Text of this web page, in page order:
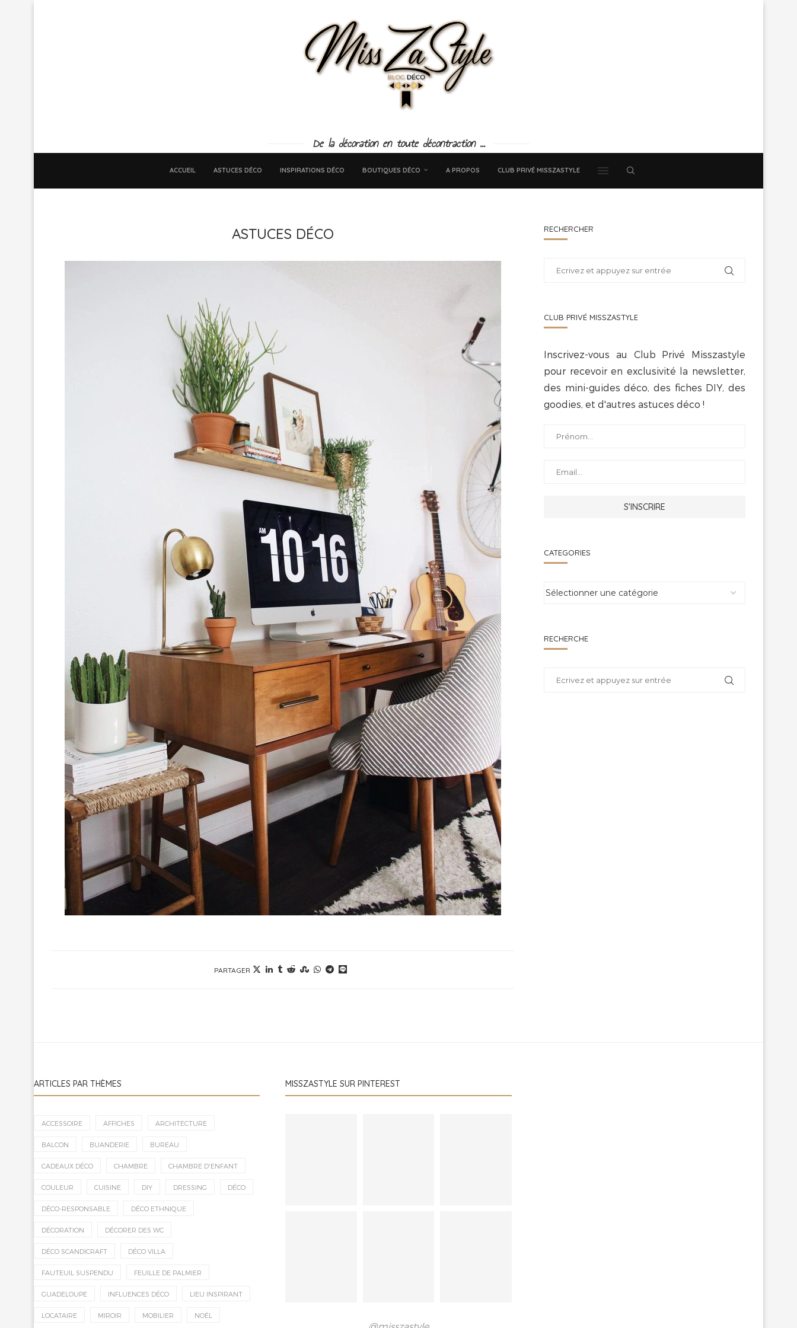
De la décoration en toute décontraction ...
ACCUEIL ASTUCES DÉCO INSPIRATIONS DÉCO BOUTIQUES DÉCO A PROPOS CLUB PRIVÉ MISSZASTYLE
ASTUCES DÉCO
PARTAGER
RECHERCHER
CLUB PRIVÉ MISSZASTYLE
Inscrivez-vous au Club Privé Misszastyle
pour recevoir en exclusivité la newsletter,
des mini-guides déco, des fiches DIY, des
goodies, et d'autres astuces déco !
CATEGORIES
RECHERCHE
ARTICLES PAR THÈMES
ACCESSOIRE AFFICHES ARCHITECTURE
BALCON BUANDERIE BUREAU
CADEAUX DÉCO CHAMBRE CHAMBRE D'ENFANT
COULEUR CUISINE DIY DRESSING DÉCO
DÉCO-RESPONSABLE DÉCO ETHNIQUE
DÉCORATION DÉCORER DES WC
DÉCO SCANDICRAFT DÉCO VILLA
FAUTEUIL SUSPENDU FEUILLE DE PALMIER
GUADELOUPE INFLUENCES DÉCO LIEU INSPIRANT
LOCATAIRE MIROIR MOBILIER NOËL
MISSZASTYLE SUR PINTEREST